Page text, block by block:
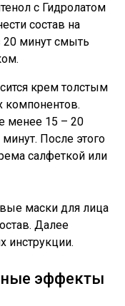
с Гидролатом
состав на
20 минут смыть
крем толстым
компонентов.
менее 15 – 20
После этого
салфеткой или
маски для лица
Далее
инструкции.
эффекты